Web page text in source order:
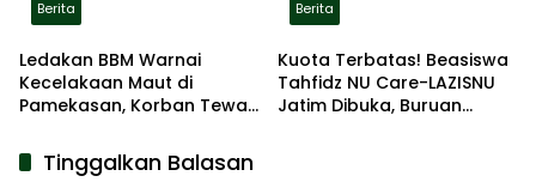
Berita
Ledakan BBM Warnai
Kecelakaan Maut di
Pamekasan, Korban Tewas
Berita
Kuota Terbatas! Beasiswa
Tahfidz NU Care-LAZISNU
Jatim Dibuka, Buruan
Tinggalkan Balasan